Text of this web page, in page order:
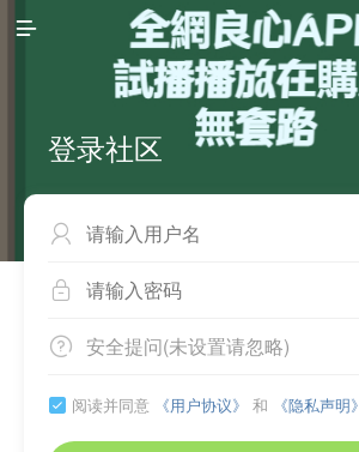

登录社区


 安全提问(未设置请忽略)
 阅读并同意 《用户协议》 和 《隐私声明》